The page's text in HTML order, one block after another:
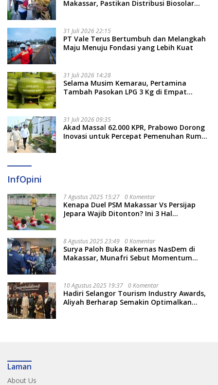
Makassar, Pastikan Distribusi Biosolar
31 Juli 2026 22:15
PT Vale Terus Bertumbuh dan Melangkah
Maju Menuju Fondasi yang Lebih Kuat
31 Juli 2026 14:28
Selama Musim Kemarau, Pertamina
Tambah Pasokan LPG 3 Kg di Empat
31 Juli 2026 09:35
Akad Massal 62.000 KPR, Prabowo Dorong
Inovasi untuk Percepat Pemenuhan Rumah
InfOpini
7 Agustus 2025 15:27 0 Komentar
Kenapa Duel PSM Makassar Vs Persijap
Jepara Wajib Ditonton? Ini 3 Hal
8 Agustus 2025 23:49 0 Komentar
Surya Paloh Buka Rakernas NasDem di
Makassar, Munafri Sebut Momentum
10 Agustus 2025 19:37 0 Komentar
Hadiri Selangor Tourism Industry Awards,
Aliyah Berharap Semakin Optimalkan
Laman
About Us